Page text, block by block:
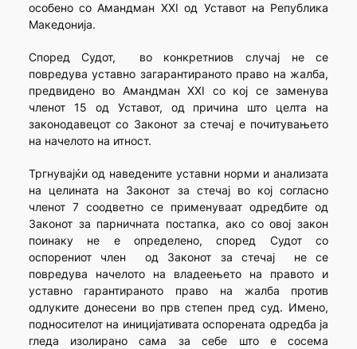
особено со Амандман XXI од Уставот на Република
Македонија.
Според Судот, во конкретниов случај не се
повредува уставно загарантираното право на жалба,
предвидено во Амандман XXI со кој се заменува
членот 15 од Уставот, од причина што целта на
законодавецот со Законот за стечај е почитувањето
на начелото на итност.
Тргнувајќи од наведените уставни норми и анализата
на целината на Законот за стечај во кој согласно
членот 7 соодветно се применуваат одредбите од
Законот за парничната постапка, ако со овој закон
поинаку не е определено, според Судот со
оспорениот член од Законот за стечај не се
повредува начелото на владеењето на правото и
уставно гарантираното право на жалба против
одлуките донесени во прв степен пред суд. Имено,
подносителот на иницијативата оспорената одредба ја
гледа изолирано сама за себе што е сосема